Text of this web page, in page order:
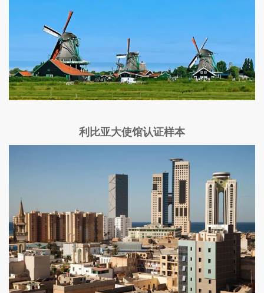
利比亚大使馆认证样本